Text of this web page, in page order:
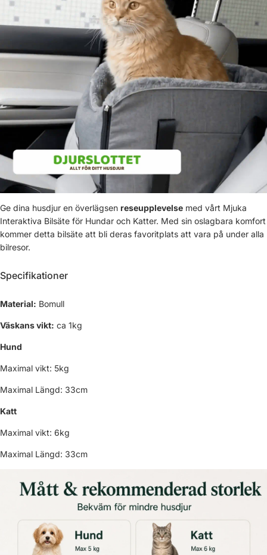
Ge dina husdjur en överlägsen reseupplevelse med vårt Mjuka
Interaktiva Bilsäte för Hundar och Katter. Med sin oslagbara komfort
kommer detta bilsäte att bli deras favoritplats att vara på under alla
bilresor.
Specifikationer
Material: Bomull
Väskans vikt: ca 1kg
Hund
Maximal vikt: 5kg
Maximal Längd: 33cm
Katt
Maximal vikt: 6kg
Maximal Längd: 33cm